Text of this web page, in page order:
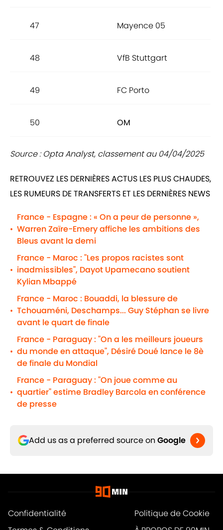
47 Mayence 05
48 VfB Stuttgart
49 FC Porto
50 OM
Source : Opta Analyst, classement au 04/04/2025
RETROUVEZ LES DERNIÈRES ACTUS LES PLUS CHAUDES,
LES RUMEURS DE TRANSFERTS ET LES DERNIÈRES NEWS
•
France - Espagne : « On a peur de personne »,
Warren Zaïre-Emery affiche les ambitions des
Bleus avant la demi
•
France - Maroc : "Les propos racistes sont
inadmissibles", Dayot Upamecano soutient
Kylian Mbappé
•
France - Maroc : Bouaddi, la blessure de
Tchouaméni, Deschamps... Guy Stéphan se livre
avant le quart de finale
•
France - Paraguay : "On a les meilleurs joueurs
du monde en attaque", Désiré Doué lance le 8è
de finale du Mondial
•
France - Paraguay : "On joue comme au
quartier" estime Bradley Barcola en conférence
de presse
Add us as a preferred source on Google
Confidentialité
Politique de Cookie